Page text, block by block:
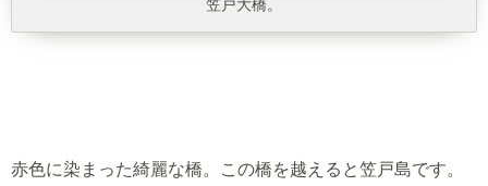
笠戸大橋。
赤色に染まった綺麗な橋。この橋を越えると笠戸島です。